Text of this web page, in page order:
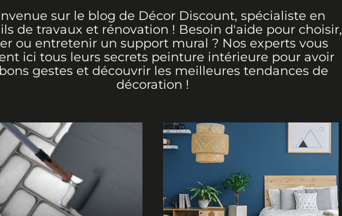
sur le blog de Décor Discount, spécialiste en
de travaux et rénovation ! Besoin d'aide pour choisir,
ou entretenir un support mural ? Nos experts vous
ici tous leurs secrets peinture intérieure pour avoir
gestes et découvrir les meilleures tendances de
décoration !